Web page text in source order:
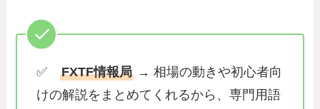
✅FXTF情報局 → 相場の動きや初心者向
けの解説をまとめてくれるから、専門用語